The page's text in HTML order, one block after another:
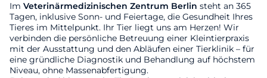
Im Veterinärmedizinischen Zentrum Berlin steht an 365
Tagen, inklusive Sonn- und Feiertage, die Gesundheit Ihres
Tieres im Mittelpunkt. Ihr Tier liegt uns am Herzen! Wir
verbinden die persönliche Betreuung einer Kleintierpraxis
mit der Ausstattung und den Abläufen einer Tierklinik – für
eine gründliche Diagnostik und Behandlung auf höchstem
Niveau, ohne Massenabfertigung.